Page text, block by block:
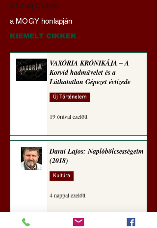
Pokol prof 4x ‒ Tiszás
szakértelem ‒ Háromféle
módon közelít
egetrengető
Hedvig posztajánlója)
a Szilaj Csikón
a MOGY honlapján
KIEMELT CIKKEK
VAXÓRIA KRÓNIKÁJA ‒ A
Korvid hadművelet és a
Láthatatlan Gépezet évtizede
Új Történelem
19 órával ezelőtt
Darai Lajos: Naplóbölcsességeim
(2018)
Kultúra
4 nappal ezelőtt